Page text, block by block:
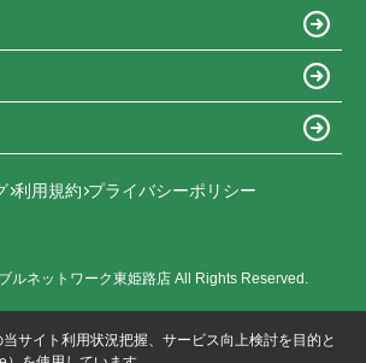
利用規約 プライバシーポリシー
ルネットワーク東姫路店 All Rights Reserved.
サイト利用状況把握、サービス向上検討を目的と